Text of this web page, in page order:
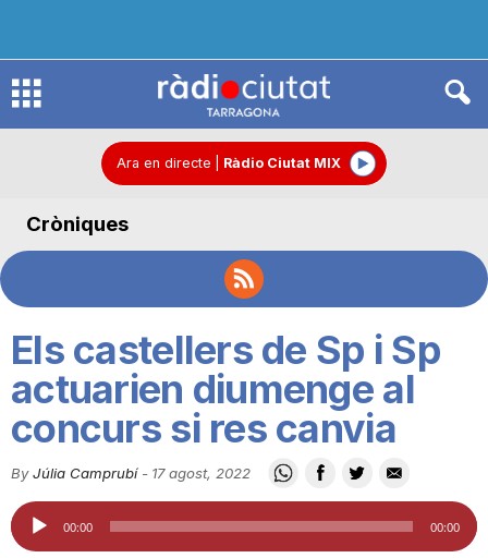
R
d
C
Ara en directe Ràdio Ciutat MIX
Cròniques
Els castellers de Sp i Sp
actuarien diumenge al
concurs si res canvia
By Júlia Camprubí- 17 agost, 2022
Reproductor
d'àudio
00:00 00:00